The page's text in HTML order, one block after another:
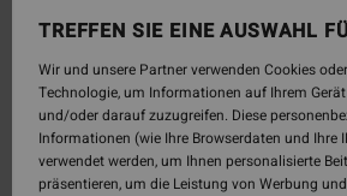
TREFFEN SIE EINE AUSWAHL
Wir und unsere Partner verwenden Cookies
Technologie, um Informationen auf Ihrem
und/oder darauf zuzugreifen. Diese
Informationen (wie Ihre Browserdaten und Ihre
verwendet werden, um Ihnen personalisierte
präsentieren, um die Leistung von Werbung